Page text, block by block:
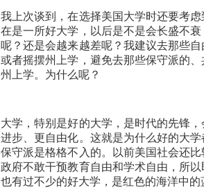
我上次谈到，在选择美国大学时还要考
在是一所好大学，以后是不是会长盛不
呢？还是会越来越差呢？我建议去那些
或者摇摆州上学，避免去那些保守派的
州上学。为什么呢？
大学，特别是好的大学，是时代的先锋
进步、更自由化。这就是为什么好的大
保守派是格格不入的。以前美国社会还
政府不敢干预教育自由和学术自由，所
也有过不少的好大学，是红色的海洋中的